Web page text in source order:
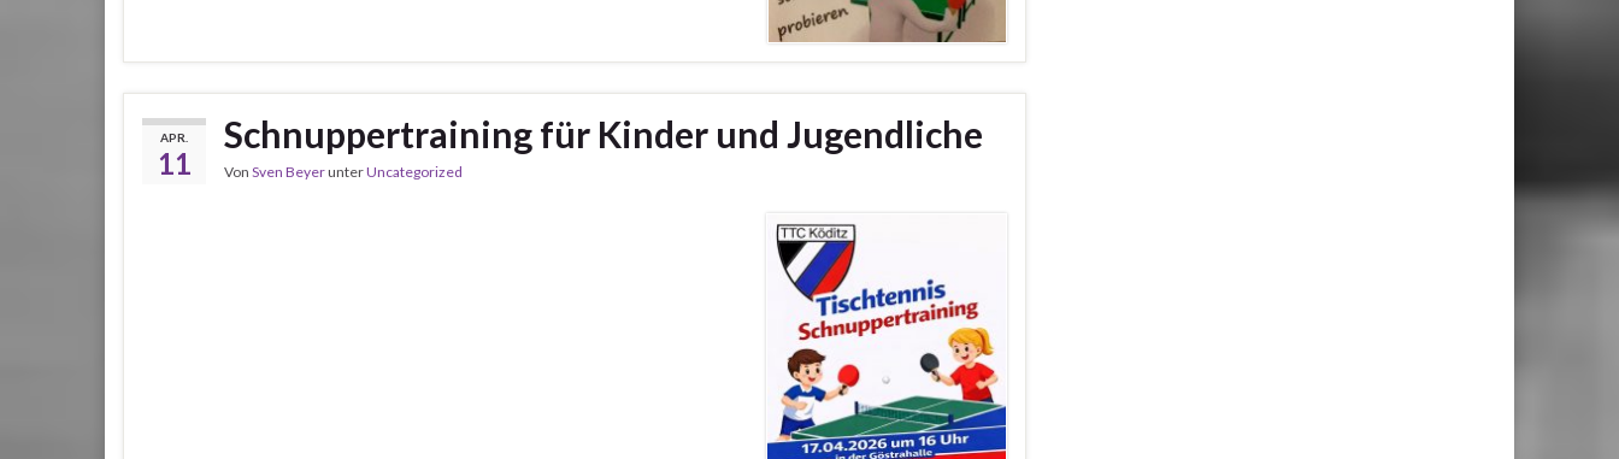
APR.
11
Schnuppertraining für Kinder und Jugendliche
Von Sven BeyerunterUncategorized